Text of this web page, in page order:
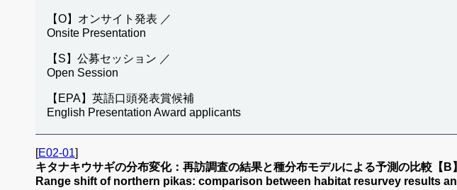
【O】オンサイト発表 ／
Onsite Presentation
【S】公募セッション ／
Open Session
【EPA】英語口頭発表賞候補
English Presentation Award applicants
[E02-01]
キタナキウサギの分布変化：再訪調査の結果と種分布モデルによる予測の比較【B】
Range shift of northern pikas: comparison between habitat resurvey results